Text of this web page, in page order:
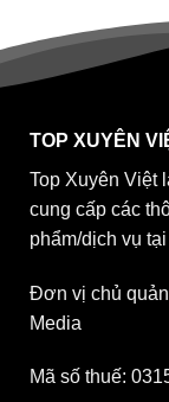
TOP XUYÊN
Top Xuyên Việt
cung cấp các
phẩm/dịch vụ
Đơn vị chủ
Media
Mã số thuế: